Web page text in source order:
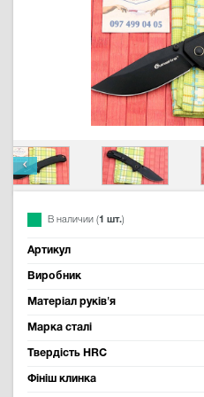
В наличии (1 шт.)
Артикул
Виробник
Матеріал руків'я
Марка сталі
Твердість HRC
Фініш клинка